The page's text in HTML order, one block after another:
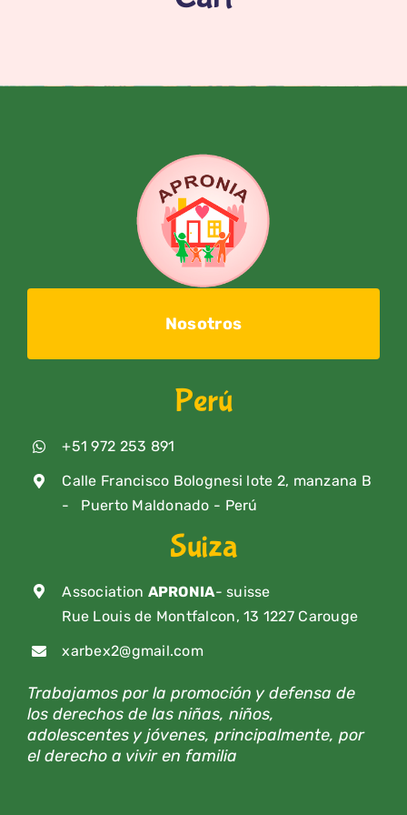
Nosotros
Perú
+51 972 253 891
Calle Francisco Bolognesi lote 2, manzana B
- Puerto Maldonado - Perú
Suiza
Association APRONIA- suisse
Rue Louis de Montfalcon, 13 1227 Carouge
xarbex2@gmail.com
Trabajamos por la promoción y defensa de
los derechos de las niñas, niños,
adolescentes y jóvenes, principalmente, por
el derecho a vivir en familia